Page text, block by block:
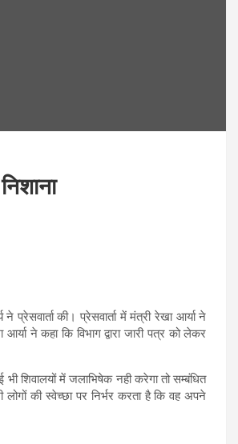
की। प्रेसवार्ता में मंत्री रेखा आर्या ने
ने कहा कि विभाग द्वारा जारी पत्र को लेकर
भी शिवालयों में जलाभिषेक नही करेगा तो सम्बंधित
लोगों की स्वेच्छा पर निर्भर करता है कि वह अपने